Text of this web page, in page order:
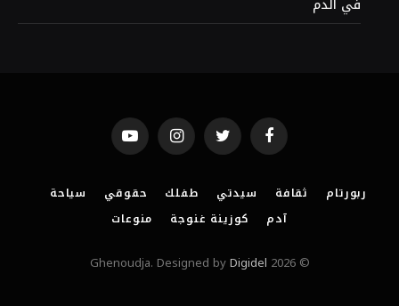
في الدم
Facebook
Twitter
Instagram
YouTube
ربورتام ثقافة سيدتي طفلك حقوقي
سياحة
آدم
كوزينة غنوجة منوعات
© 2026 Ghenoudja. Designed by
Digidel